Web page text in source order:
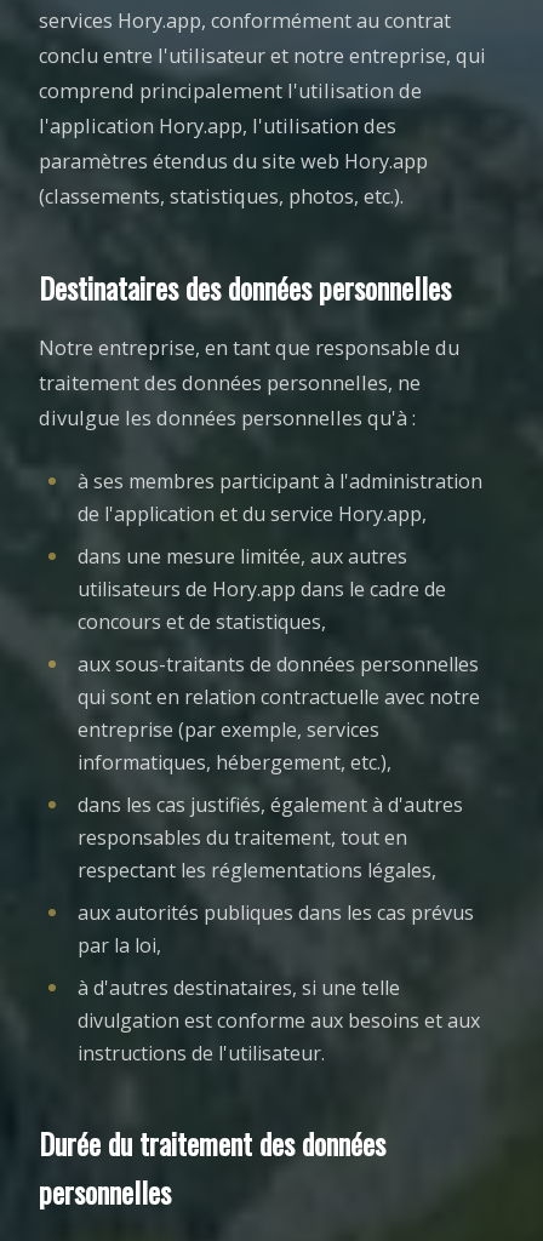
services Hory.app, conformément au contrat
conclu entre l'utilisateur et notre entreprise, qui
comprend principalement l'utilisation de
l'application Hory.app, l'utilisation des
paramètres étendus du site web Hory.app
(classements, statistiques, photos, etc.).
Destinataires des données personnelles
Notre entreprise, en tant que responsable du
traitement des données personnelles, ne
divulgue les données personnelles qu'à :
à ses membres participant à l'administration
de l'application et du service Hory.app,
dans une mesure limitée, aux autres
utilisateurs de Hory.app dans le cadre de
concours et de statistiques,
aux sous-traitants de données personnelles
qui sont en relation contractuelle avec notre
entreprise (par exemple, services
informatiques, hébergement, etc.),
dans les cas justifiés, également à d'autres
responsables du traitement, tout en
respectant les réglementations légales,
aux autorités publiques dans les cas prévus
par la loi,
à d'autres destinataires, si une telle
divulgation est conforme aux besoins et aux
instructions de l'utilisateur.
Durée du traitement des données
personnelles